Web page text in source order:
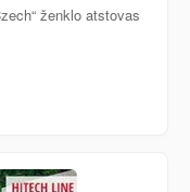
ženklo atstovas